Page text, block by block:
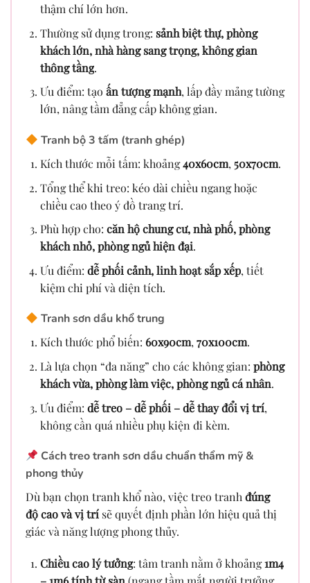
thậm chí lớn hơn.
Thường sử dụng trong: sảnh biệt thự, phòng
khách lớn, nhà hàng sang trọng, không gian
thông tầng.
Ưu điểm: tạo ấn tượng mạnh, lấp đầy mảng tường
lớn, nâng tầm đẳng cấp không gian.
Tranh bộ 3 tấm (tranh ghép)
Kích thước mỗi tấm: khoảng40x60cm, 50x70cm.
Tổng thể khi treo: kéo dài chiều ngang hoặc
chiều cao theo ý đồ trang trí.
Phù hợp cho: căn hộ chung cư, nhà phố, phòng
khách nhỏ, phòng ngủ hiện đại.
Ưu điểm: dễ phối cảnh, linh hoạt sắp xếp, tiết
kiệm chi phí và diện tích.
Tranh sơn dầu khổ trung
Kích thước phổ biến: 60x90cm,70x100cm.
Là lựa chọn “đa năng” cho các không gian: phòng
khách vừa, phòng làm việc, phòng ngủ cá nhân.
Ưu điểm: dễ treo – dễ phối – dễ thay đổi vị trí,
không cần quá nhiều phụ kiện đi kèm.
Cách treo tranh sơn dầu chuẩn thẩm mỹ &
phong thủy
Dù bạn chọn tranh khổ nào, việc treo tranhđúng
độ cao và vị trí sẽ quyết định phần lớn hiệu quả thị
giác và năng lượng phong thủy.
Chiều cao lý tưởng: tâm tranh nằm ở khoảng1m4